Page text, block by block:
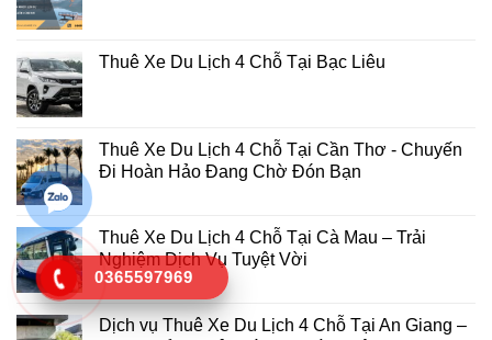
Thuê Xe Du Lịch 4 Chỗ Tại Bạc Liêu
Thuê Xe Du Lịch 4 Chỗ Tại Cần Thơ - Chuyến
Đi Hoàn Hảo Đang Chờ Đón Bạn
Thuê Xe Du Lịch 4 Chỗ Tại Cà Mau – Trải
Nghiệm Dịch Vụ Tuyệt Vời
Dịch vụ Thuê Xe Du Lịch 4 Chỗ Tại An Giang –
0365597969